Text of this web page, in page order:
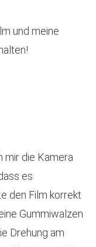
und meine
mir die Kamera
es
den Film korrekt
Gummiwalzen
Drehung am